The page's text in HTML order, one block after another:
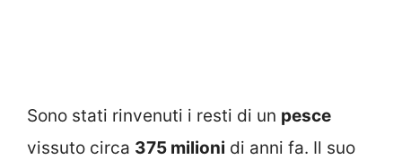
Sono stati rinvenuti i resti di un pesce
vissuto circa 375 milioni di anni fa. Il suo